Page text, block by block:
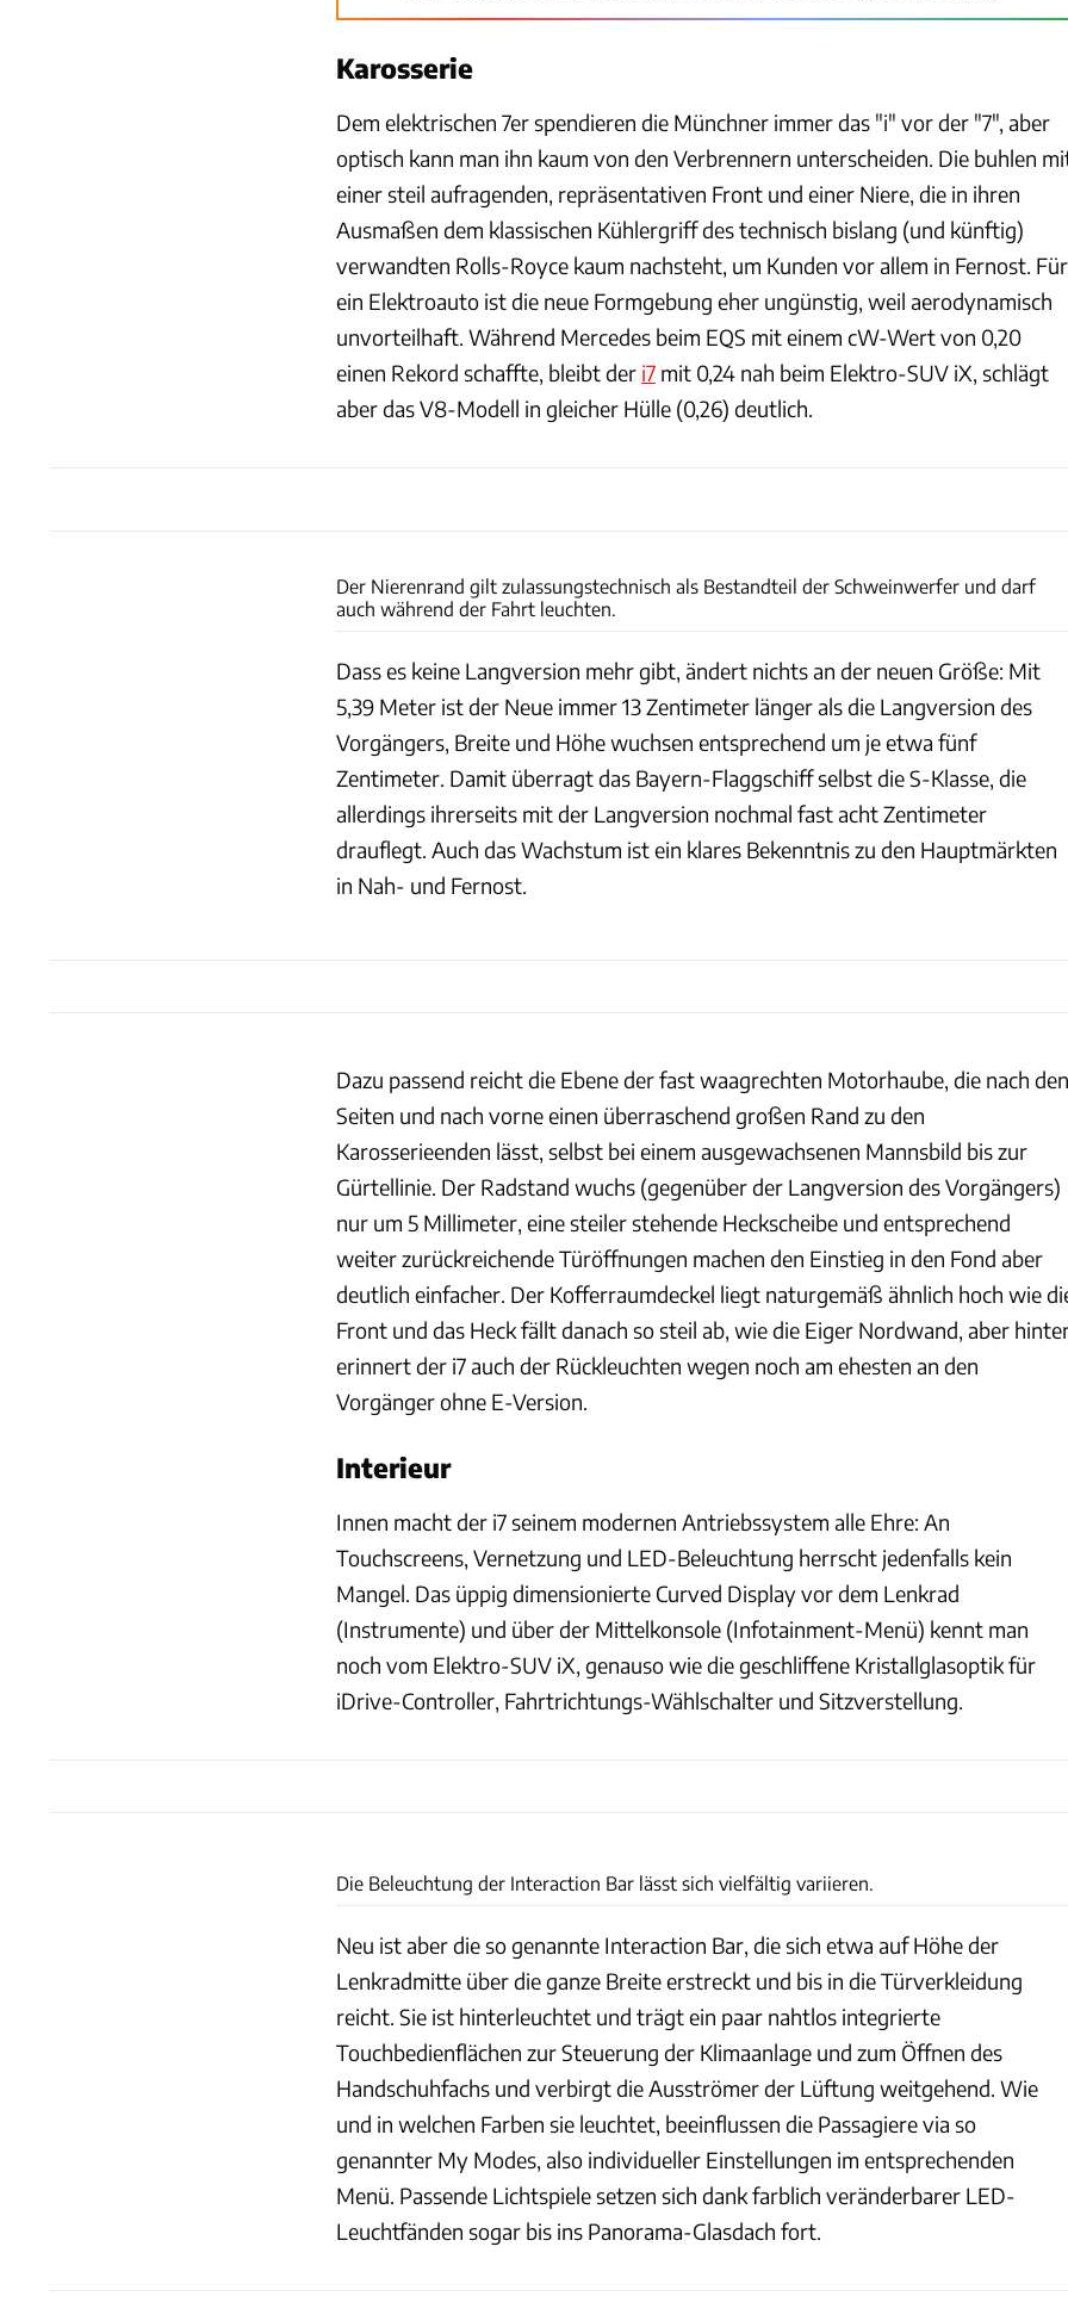
Karosserie
Dem elektrischen 7er spendieren die Münchner immer das "i" vor der "7", aber
optisch kann man ihn kaum von den Verbrennern unterscheiden. Die buhlen
einer steil aufragenden, repräsentativen Front und einer Niere, die in ihren
Ausmaßen dem klassischen Kühlergriff des technisch bislang (und künftig)
verwandten Rolls-Royce kaum nachsteht, um Kunden vor allem in Fernost. Für
ein Elektroauto ist die neue Formgebung eher ungünstig, weil aerodynamisch
unvorteilhaft. Während Mercedes beim EQS mit einem cW-Wert von 0,20
einen Rekord schaffte, bleibt der i7 mit 0,24 nah beim Elektro-SUV iX, schlägt
aber das V8-Modell in gleicher Hülle (0,26) deutlich.
Der Nierenrand gilt zulassungstechnisch als Bestandteil der Schweinwerfer und darf
auch während der Fahrt leuchten.
Dass es keine Langversion mehr gibt, ändert nichts an der neuen Größe: Mit
5,39 Meter ist der Neue immer 13 Zentimeter länger als die Langversion des
Vorgängers, Breite und Höhe wuchsen entsprechend um je etwa fünf
Zentimeter. Damit überragt das Bayern-Flaggschiff selbst die S-Klasse, die
allerdings ihrerseits mit der Langversion nochmal fast acht Zentimeter
drauflegt. Auch das Wachstum ist ein klares Bekenntnis zu den Hauptmärkten
in Nah- und Fernost.
Dazu passend reicht die Ebene der fast waagrechten Motorhaube, die nach den
Seiten und nach vorne einen überraschend großen Rand zu den
Karosserieenden lässt, selbst bei einem ausgewachsenen Mannsbild bis zur
Gürtellinie. Der Radstand wuchs (gegenüber der Langversion des Vorgängers)
nur um 5 Millimeter, eine steiler stehende Heckscheibe und entsprechend
weiter zurückreichende Türöffnungen machen den Einstieg in den Fond aber
deutlich einfacher. Der Kofferraumdeckel liegt naturgemäß ähnlich hoch wie
Front und das Heck fällt danach so steil ab, wie die Eiger Nordwand, aber
erinnert der i7 auch der Rückleuchten wegen noch am ehesten an den
Vorgänger ohne E-Version.
Interieur
Innen macht der i7 seinem modernen Antriebssystem alle Ehre: An
Touchscreens, Vernetzung und LED-Beleuchtung herrscht jedenfalls kein
Mangel. Das üppig dimensionierte Curved Display vor dem Lenkrad
(Instrumente) und über der Mittelkonsole (Infotainment-Menü) kennt man
noch vom Elektro-SUV iX, genauso wie die geschliffene Kristallglasoptik für
iDrive-Controller, Fahrtrichtungs-Wählschalter und Sitzverstellung.
Die Beleuchtung der Interaction Bar lässt sich vielfältig variieren.
Neu ist aber die so genannte Interaction Bar, die sich etwa auf Höhe der
Lenkradmitte über die ganze Breite erstreckt und bis in die Türverkleidung
reicht. Sie ist hinterleuchtet und trägt ein paar nahtlos integrierte
Touchbedienflächen zur Steuerung der Klimaanlage und zum Öffnen des
Handschuhfachs und verbirgt die Ausströmer der Lüftung weitgehend. Wie
und in welchen Farben sie leuchtet, beeinflussen die Passagiere via so
genannter My Modes, also individueller Einstellungen im entsprechenden
Menü. Passende Lichtspiele setzen sich dank farblich veränderbarer LED-
Leuchtfänden sogar bis ins Panorama-Glasdach fort.